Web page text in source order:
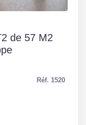
de 57 M2
Réf. 1520